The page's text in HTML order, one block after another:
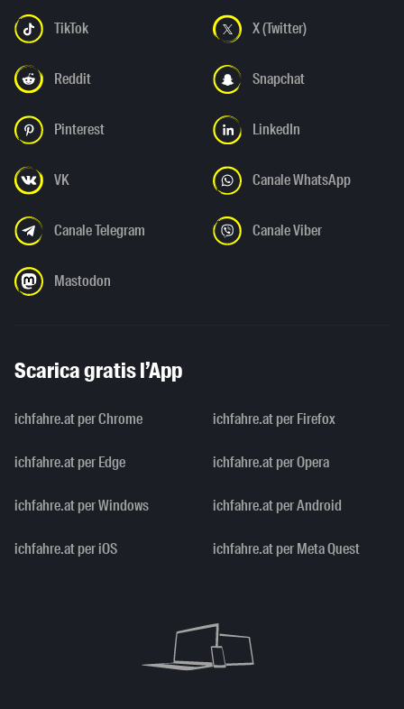
TikTok X (Twitter)
Reddit Snapchat
Pinterest LinkedIn
VK Canale WhatsApp
Canale Telegram Canale Viber
Mastodon
Scarica gratis l’App
ichfahre.at per Chrome ichfahre.at per Firefox
ichfahre.at per Edge ichfahre.at per Opera
ichfahre.at per Windows ichfahre.at per Android
ichfahre.at per iOS ichfahre.at per Meta Quest